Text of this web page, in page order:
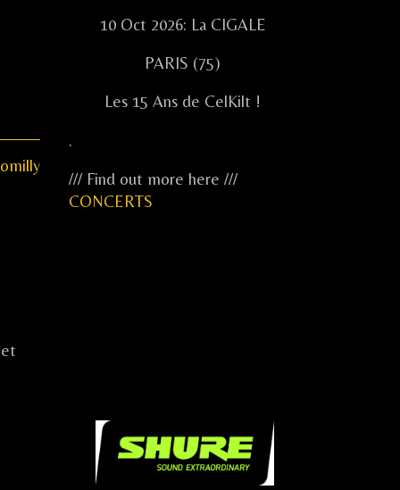
10 Oct 2026: La CIGALE
PARIS (75)
Les 15 Ans de CelKilt !
.
/// Find out more here ///
CONCERTS